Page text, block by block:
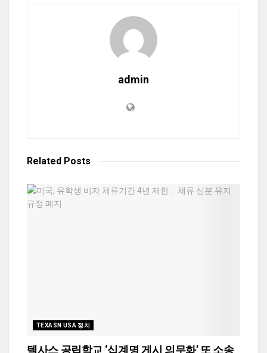
admin
Related Posts
TEXASN USA 정치
텍사스 공립학교 ‘십계명 게시 의무화’ 또 소송